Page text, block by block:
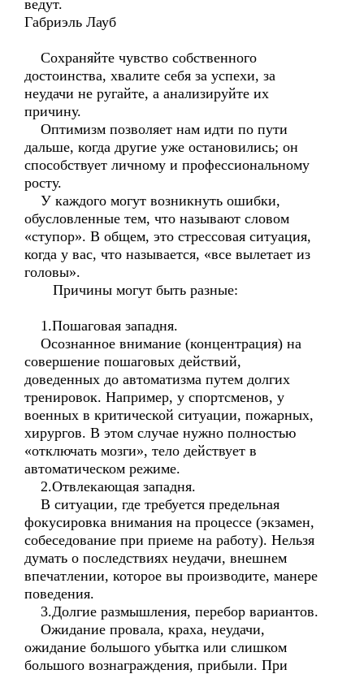
ведут.
Габриэль Лауб
Сохраняйте чувство собственного
достоинства, хвалите себя за успехи, за
неудачи не ругайте, а анализируйте их
причину.
Оптимизм позволяет нам идти по пути
дальше, когда другие уже остановились; он
способствует личному и профессиональному
росту.
У каждого могут возникнуть ошибки,
обусловленные тем, что называют словом
«ступор». В общем, это стрессовая ситуация,
когда у вас, что называется, «все вылетает из
головы».
Причины могут быть разные:
1.Пошаговая западня.
Осознанное внимание (концентрация) на
совершение пошаговых действий,
доведенных до автоматизма путем долгих
тренировок. Например, у спортсменов, у
военных в критической ситуации, пожарных,
хирургов. В этом случае нужно полностью
«отключать мозги», тело действует в
автоматическом режиме.
2.Отвлекающая западня.
В ситуации, где требуется предельная
фокусировка внимания на процессе (экзамен,
собеседование при приеме на работу). Нельзя
думать о последствиях неудачи, внешнем
впечатлении, которое вы производите, манере
поведения.
3.Долгие размышления, перебор вариантов.
Ожидание провала, краха, неудачи,
ожидание большого убытка или слишком
большого вознаграждения, прибыли. При